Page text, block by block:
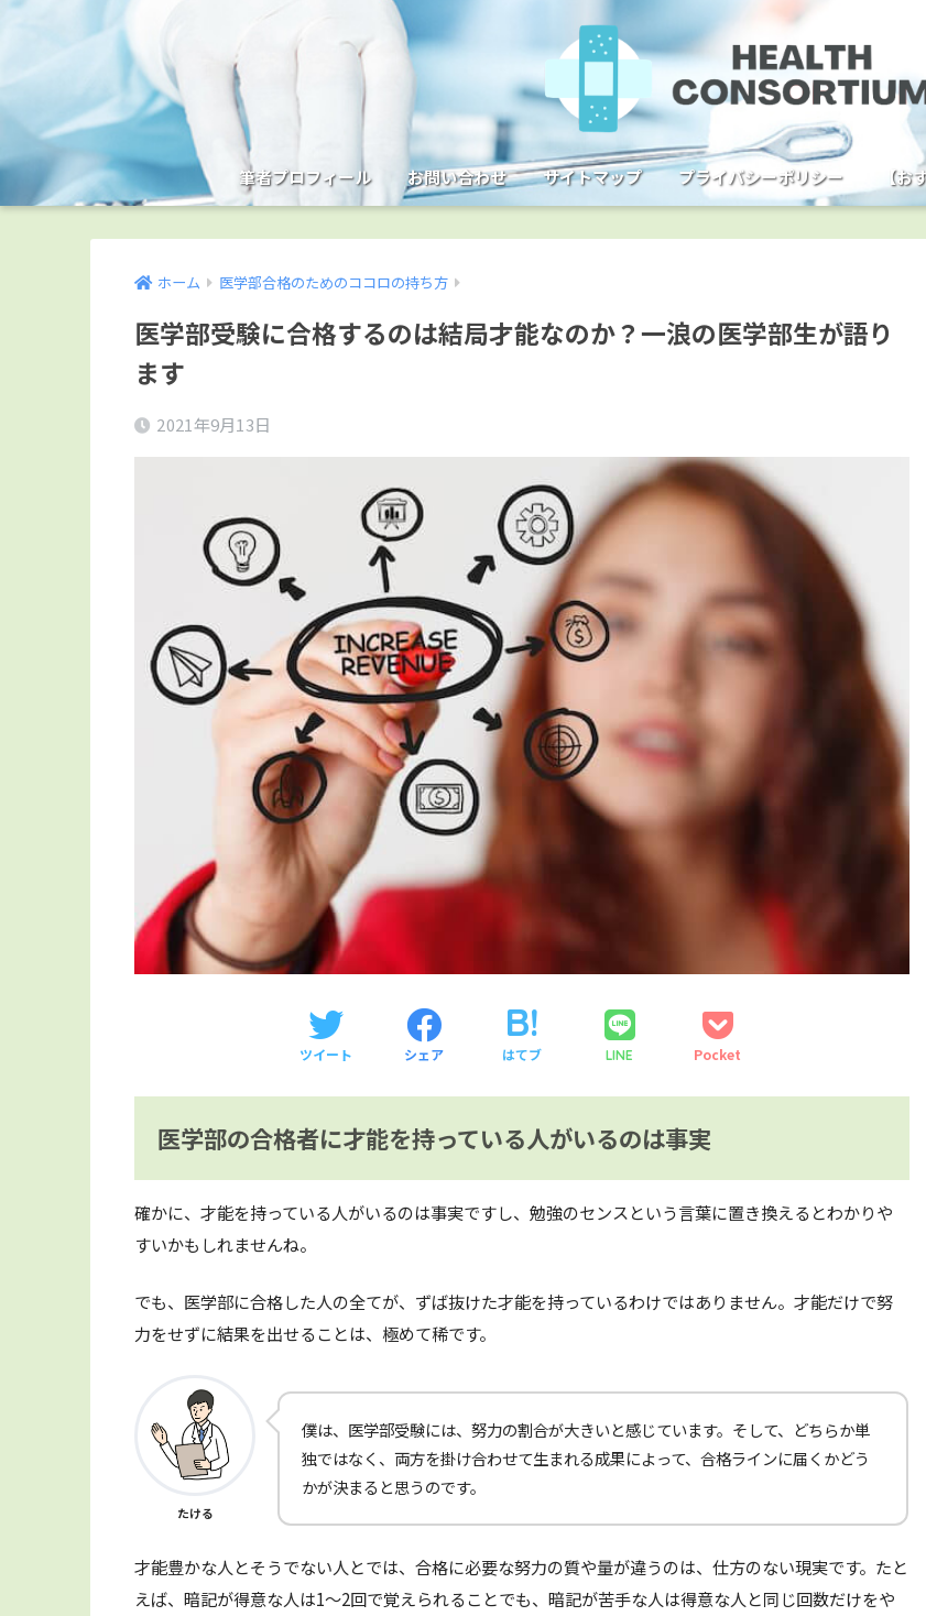
筆者プロフィール お問い合わせ サイトマップ プライバシーポリシー 【
ホーム 医学部合格のためのココロの持ち方
医学部受験に合格するのは結局才能なのか？一浪の医学部生が語り
ます
2021年9月13日
ツイート シェア はてブ LINE Pocket
医学部の合格者に才能を持っている人がいるのは事実
確かに、才能を持っている人がいるのは事実ですし、勉強のセンスという言葉に置き換えるとわかりや
すいかもしれませんね。
でも、医学部に合格した人の全てが、ずば抜けた才能を持っているわけではありません。才能だけで努
力をせずに結果を出せることは、極めて稀です。
たける
僕は、医学部受験には、努力の割合が大きいと感じています。そして、どちらか単
独ではなく、両方を掛け合わせて生まれる成果によって、合格ラインに届くかどう
かが決まると思うのです。
才能豊かな人とそうでない人とでは、合格に必要な努力の質や量が違うのは、仕方のない現実です。たと
えば、暗記が得意な人は1～2回で覚えられることでも、暗記が苦手な人は得意な人と同じ回数だけをや